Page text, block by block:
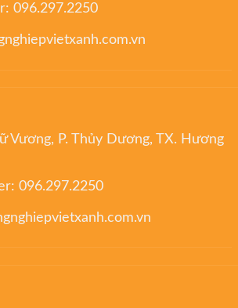
096.297.2250
Vương, P. Thủy Dương, TX. Hương
096.297.2250